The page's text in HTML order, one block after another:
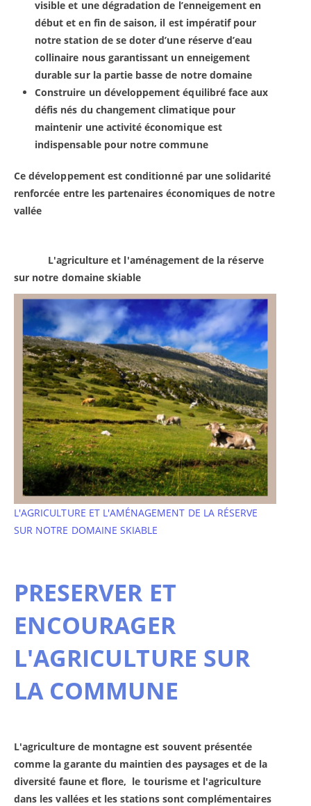
visible et une dégradation de l’enneigement en
début et en fin de saison, il est impératif pour
notre station de se doter d’une réserve d’eau
collinaire nous garantissant un enneigement
durable sur la partie basse de notre domaine
Construire un développement équilibré face aux
défis nés du changement climatique pour
maintenir une activité économique est
indispensable pour notre commune
Ce développement est conditionné par une solidarité
renforcée entre les partenaires économiques de notre
vallée
L'agriculture et l'aménagement de la réserve
sur notre domaine skiable
L'AGRICULTURE ET L'AMÉNAGEMENT DE LA RÉSERVE
SUR NOTRE DOMAINE SKIABLE
PRESERVER ET
ENCOURAGER
L'AGRICULTURE SUR
LA COMMUNE
L'agriculture de montagne est souvent présentée
comme la garante du maintien des paysages et de la
diversité faune et flore, le tourisme et l'agriculture
dans les vallées et les stations sont complémentaires